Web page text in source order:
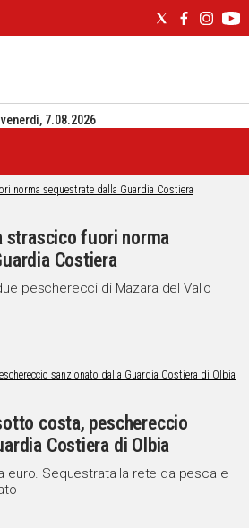
venerdì, 7.08.2026
strascico fuori norma
Costiera
pescherecci di Mazara del Vallo
costa, peschereccio
Costiera di Olbia
euro. Sequestrata la rete da pesca e